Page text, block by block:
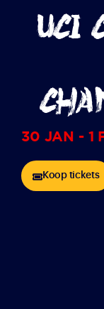
UCI
30 JAN - 1
Koop tickets